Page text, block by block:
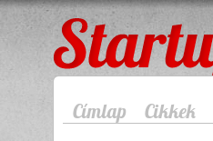
StartupCafe
Címlap Cikkek